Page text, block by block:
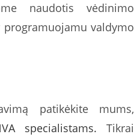
naudotis vėdinimo
valdymo
patikėkite mums,
specialistams. Tikrai